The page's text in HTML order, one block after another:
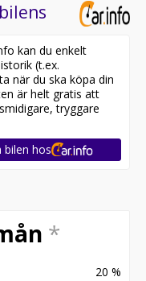
kan du enkelt
(t.ex.
när du ska köpa din
är helt gratis att
tryggare
bilen hos
*
20 %